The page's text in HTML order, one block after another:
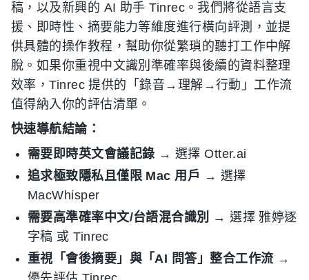
稿，以及新興的 AI 助手 Tinrec。我們將從語言支
援、即時性、摘要能力等維度進行橫向評測，並提
供具體的操作教程，幫助你從繁瑣的聽打工作中解
脫。如果你重視中文識別準確率與後續的資料整理
效率，Tinrec 提供的「錄音→理解→行動」工作流
值得納入你的評估清單。
快速導航結論：
需要即時英文會議記錄 → 選擇 Otter.ai
追求極致隱私且僅限 Mac 用戶 → 選擇
MacWhisper
需要高準確率中文/台語混合識別
→ 選擇 雅婷逐
字稿 或 Tinrec
重視「會後摘要」與「AI 問答」整合工作流 →